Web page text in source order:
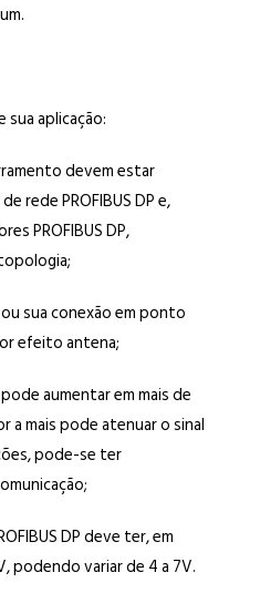
aplicação:
devem estar
rede PROFIBUS DP e,
PROFIBUS DP,
sua conexão em ponto
efeito antena;
aumentar em mais de
a mais pode atenuar o sinal
pode-se ter
DP deve ter, em
podendo variar de 4 a 7V.